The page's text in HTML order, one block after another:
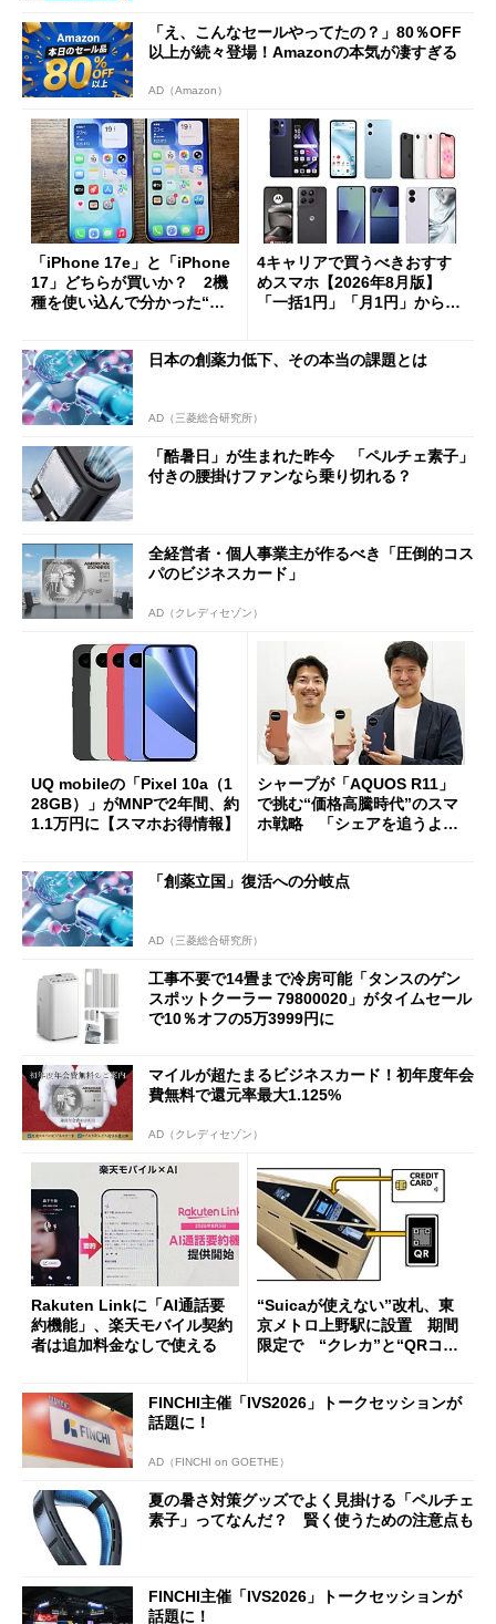
「え、こんなセールやってたの？」80％OFF
以上が続々登場！Amazonの本気が凄すぎる
AD（Amazon）
「iPhone 17e」と「iPhone
17」どちらが買いか？ 2機
種を使い込んで分かった“ス
4キャリアで買うべきおすす
めスマホ【2026年8月版】
「一括1円」「月1円」からお
日本の創薬力低下、その本当の課題とは
AD（三菱総合研究所）
「酷暑日」が生まれた昨今 「ペルチェ素子」
付きの腰掛けファンなら乗り切れる？
全経営者・個人事業主が作るべき「圧倒的コス
パのビジネスカード」
AD（クレディセゾン）
UQ mobileの「Pixel 10a（1
28GB）」がMNPで2年間、約
1.1万円に【スマホお得情報】
シャープが「AQUOS R11」
で挑む“価格高騰時代”のスマ
ホ戦略 「シェアを追うより
「創薬立国」復活への分岐点
AD（三菱総合研究所）
工事不要で14畳まで冷房可能「タンスのゲン
スポットクーラー 79800020」がタイムセール
で10％オフの5万3999円に
マイルが超たまるビジネスカード！初年度年会
費無料で還元率最大1.125%
AD（クレディセゾン）
Rakuten Linkに「AI通話要
約機能」、楽天モバイル契約
者は追加料金なしで使える
“Suicaが使えない”改札、東
京メトロ上野駅に設置 期間
限定で “クレカ”と“QRコー
FINCHI主催「IVS2026」トークセッションが
話題に！
AD（FINCHI on GOETHE）
夏の暑さ対策グッズでよく見掛ける「ペルチェ
素子」ってなんだ？ 賢く使うための注意点も
FINCHI主催「IVS2026」トークセッションが
話題に！